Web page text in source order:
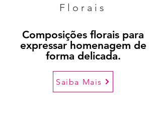
Florais
Composições florais para
expressar homenagem de
forma delicada.
Saiba Mais